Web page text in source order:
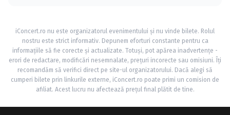
iConcert.ro nu este organizatorul evenimentului și nu vinde bilete. Rolul
nostru este strict informativ. Depunem eforturi constante pentru ca
informațiile să fie corecte și actualizate. Totuși, pot apărea inadvertențe -
erori de redactare, modificări nesemnalate, prețuri incorecte sau omisiuni. Îți
recomandăm să verifici direct pe site-ul organizatorului. Dacă alegi să
cumperi bilete prin linkurile externe, iConcert.ro poate primi un comision de
afiliat. Acest lucru nu afectează prețul final plătit de tine.